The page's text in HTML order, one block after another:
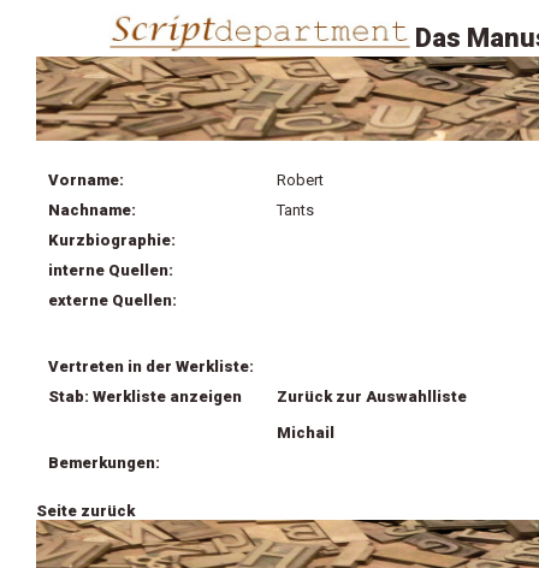
Das
Vorname:
Robert
Nachname:
Tants
Kurzbiographie:
interne Quellen:
externe Quellen:
Vertreten in der Werkliste:
Stab: Werkliste anzeigen
Zurück zur Auswahlliste
Michail
Bemerkungen:
Seite zurück